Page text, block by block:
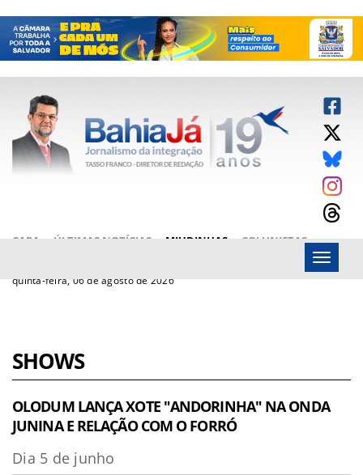
CAPA ÚLTIMAS NOTÍCIAS MIUDINHAS
COLUNISTAS
quinta-feira, 06 de agosto de 2026
Menu
SHOWS
OLODUM LANÇA XOTE "ANDORINHA" NA ONDA
JUNINA E RELAÇÃO COM O FORRÓ
Dia 5 de junho